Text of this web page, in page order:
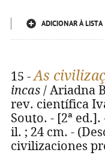
ADICIONAR À LISTA
15 -As
incas / Ariadna
rev. científica
Souto. - [2ª
il. ; 24 cm. -
civilizaciones